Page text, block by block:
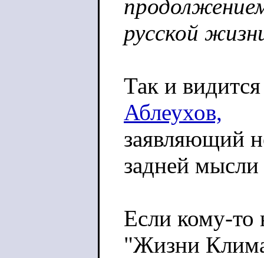
русской
Так и
Аблеухов,
заявляющий
задней
Если кому-то
"Жизни